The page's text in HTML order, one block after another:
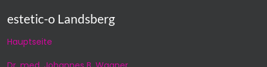
estetic-o Landsberg
Hauptseite